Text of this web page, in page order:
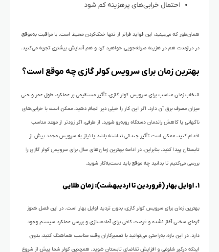
احتمال خرابی‌های پرهزینه کم شود
همان‌طور که می‌بینید، این فواید فراتر از تنها خنک‌کردن محیط است. با مراقبت به‌موقع،
در درازمدت هم در هزینه صرفه‌جویی خواهید کرد و هم آسایش بیشتری تجربه می‌کنید.
بهترین زمان برای سرویس کولر گازی چه موقع است؟
انتخاب زمان مناسب برای سرویس کولر گازی، تأثیر مستقیمی بر عملکرد، طول عمر و حتی
میزان مصرف برق آن دارد. اگر این کار را خیلی دیر انجام دهید، ممکن است با خرابی‌های
ناگهانی یا کاهش راندمان دستگاه روبه‌رو شوید. از طرفی، اگر زودتر از موعد مناسب
اقدام کنید، ممکن است تأثیر چندانی نداشته باشد یا نیاز به سرویس مجدد پیش از
تابستان پیدا کنید. بنابراین، در ادامه بهترین زمان‌های سال برای سرویس کولر گازی را
بررسی می‌کنیم تا بدانید چه موقع باید دست‌به‌کار شوید.
۱. اوایل بهار (فروردین تا اردیبهشت): زمان طلایی
بهترین زمان برای سرویس کولر گازی، بدون تردید اوایل بهار است. در این فصل هنوز
گرمای سختی آغاز نشده و فرصت کافی برای آماده‌سازی و بررسی عملکرد سیستم وجود
دارد. در این بازه، به‌راحتی می‌توانید با تعمیرکاران وقت مناسب هماهنگ کنید، بدون
اینکه درگیر شلوغی و افزایش تقاضای تابستان شوید. همچنین کولر شما پیش از شروع